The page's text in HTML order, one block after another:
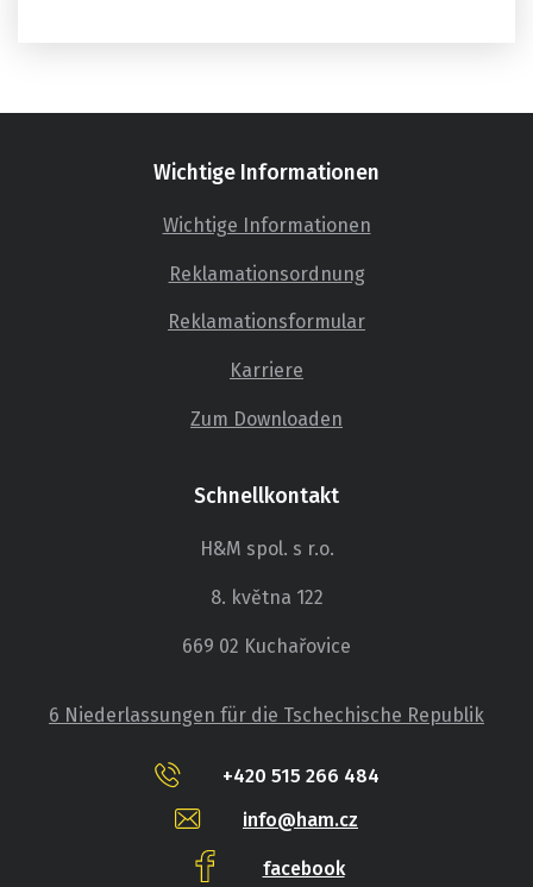
Wichtige Informationen
Wichtige Informationen
Reklamationsordnung
Reklamationsformular
Karriere
Zum Downloaden
Schnellkontakt
H&M spol. s r.o.
8. května 122
669 02 Kuchařovice
6 Niederlassungen für die Tschechische Republik
+420 515 266 484
info@ham.cz
facebook